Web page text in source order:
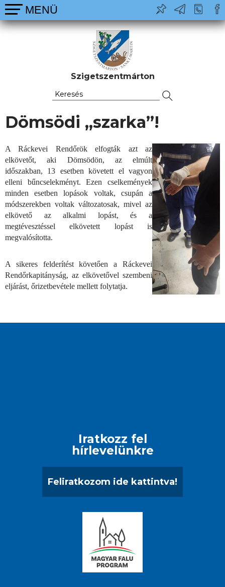
Szigetszentmárton
Dömsödi „szarka”!
A Ráckevei Rendőrök elfogták azt az
elkövetőt, aki Dömsödön, az elmúlt
időszakban, 13 esetben követett el vagyon
elleni bűncselekményt. Ezen cselkemények
minden esetben lopások voltak, csupán a
módszerekben voltak változatosak, mivel az
elkövető az alkalmi lopást, és a
megtévesztéssel elkövetett lopást is
megvalósította.
A sikeres felderítést követően a Ráckevei
Rendőrkapitányság, az elkövetővel szembeni
eljárást, őrizetbevétele mellett folytatja.
Iratkozz fel
hírlevelünkre
Feliratkozom ide kattintva!